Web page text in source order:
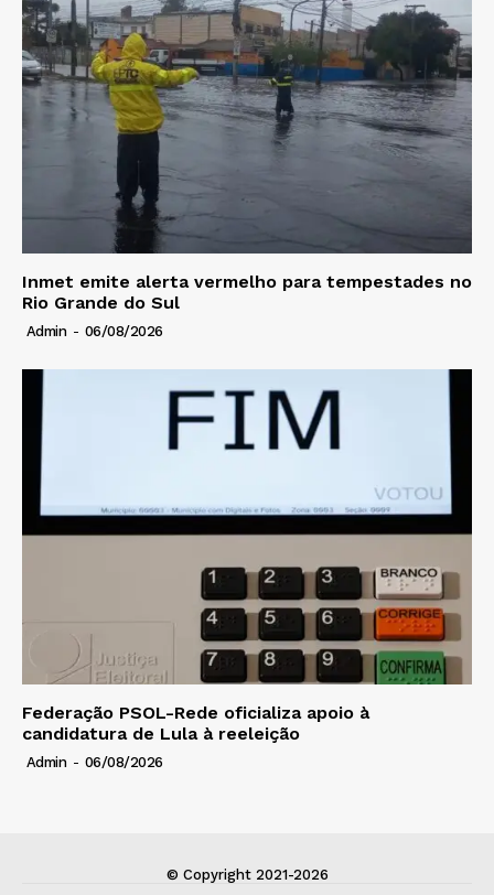
Inmet emite alerta vermelho para tempestades no
Rio Grande do Sul
Admin - 06/08/2026
Federação PSOL-Rede oficializa apoio à
candidatura de Lula à reeleição
Admin - 06/08/2026
© Copyright 2021-2026